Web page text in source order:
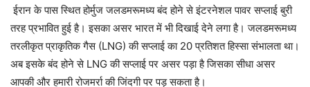
ईरान के पास स्थित होर्मुज जलडमरूमध्य बंद होने से इंटरनेशल पावर सप्लाई बुरी
तरह प्रभावित हुई है। इसका असर भारत में भी दिखाई देने लगा है। जलडमरूमध्य
तरलीकृत प्राकृतिक गैस (LNG) की सप्लाई का 20 प्रतिशत हिस्सा संभालता था।
अब इसके बंद होने से LNG की सप्लाई पर असर पड़ा है जिसका सीधा असर
आपकी और हमारी रोजमर्रा की जिंदगी पर पड़ सकता है।